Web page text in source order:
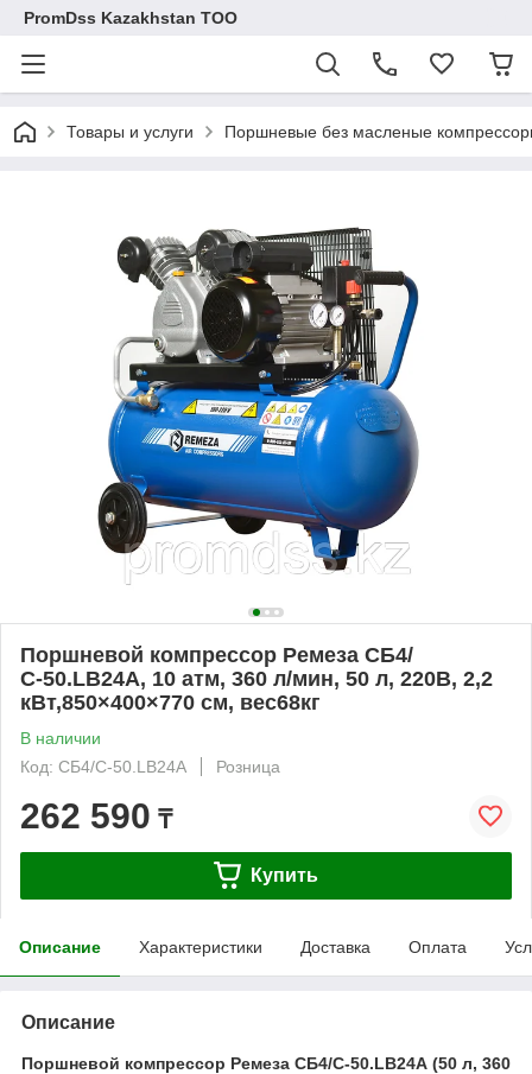
PromDss Kazakhstan TOO
Товары и услуги Поршневые без масленые
Поршневой компрессор Ремеза СБ4/
С-50.LB24А, 10 атм, 360 л/мин, 50 л, 220В, 2,2
кВт,850×400×770 см, вес68кг
В наличии
Код: СБ4/С-50.LB24А
Розница
262 590 ₸
Купить
Описание Характеристики Доставка Оплата
Описание
Поршневой компрессор Ремеза СБ4/С-50.LB24А (50 л, 360